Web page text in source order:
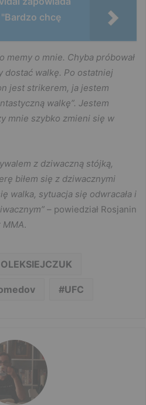
chcę
memy o mnie. Chyba próbował
dostać walkę. Po ostatniej
jest strikerem, ja jestem
walkę”. Jestem
mnie szybko zmieni się w
z dziwaczną stójką,
biłem się z dziwacznymi
walka, sytuacja się odwracała i
– powiedział Rosjanin
MMA.
UFC